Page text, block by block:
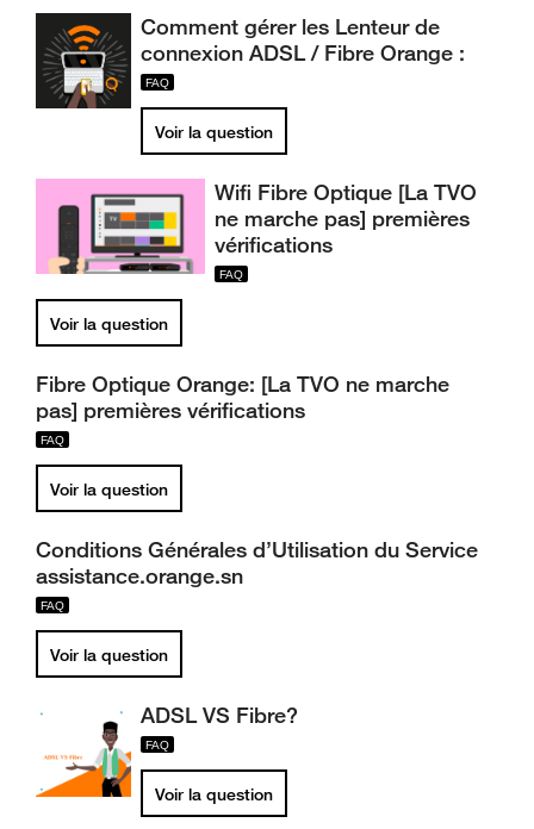
Comment gérer les Lenteur de
connexion ADSL / Fibre Orange :
Voir la question
Wifi Fibre Optique [La TVO
ne marche pas] premières
vérifications
Voir la question
Fibre Optique Orange: [La TVO ne marche
pas] premières vérifications
Voir la question
Conditions Générales d’Utilisation du Service
assistance.orange.sn
Voir la question
ADSL VS Fibre?
Voir la question